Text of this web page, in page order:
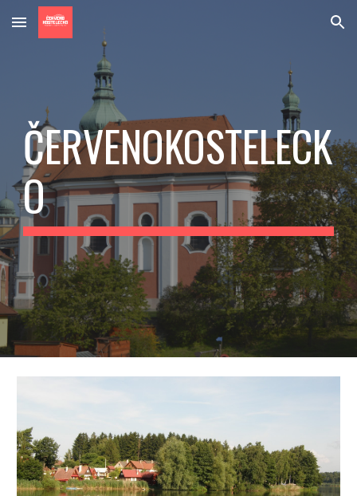
Skip to main content Skip to navigation
ČERVENOKOSTELECK
O